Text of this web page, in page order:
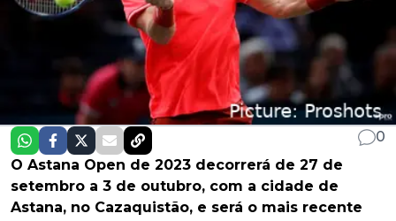
0
O Astana Open de 2023 decorrerá de 27 de
setembro a 3 de outubro, com a cidade de
Astana, no Cazaquistão, e será o mais recente